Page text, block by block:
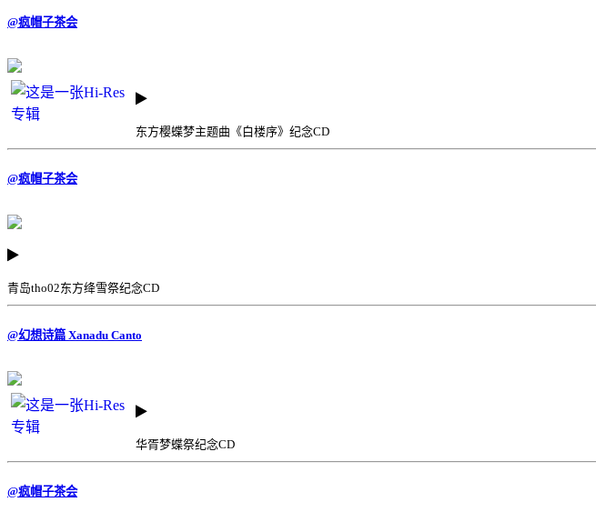
@疯帽子茶会
东方樱蝶梦主题曲《白楼序》纪念CD
@疯帽子茶会
青岛tho02东方绛雪祭纪念CD
@幻想诗篇 Xanadu Canto
华胥梦蝶祭纪念CD
@疯帽子茶会